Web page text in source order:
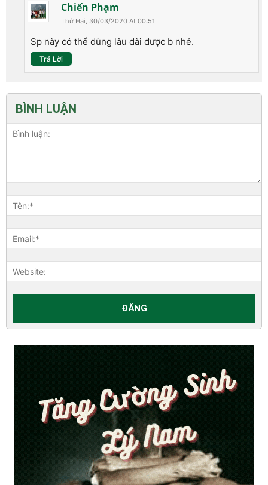
Chiến Phạm
Thứ Hai, 30/03/2020 At 00:51
Sp này có thể dùng lâu dài được b nhé.
Trả Lời
BÌNH LUẬN